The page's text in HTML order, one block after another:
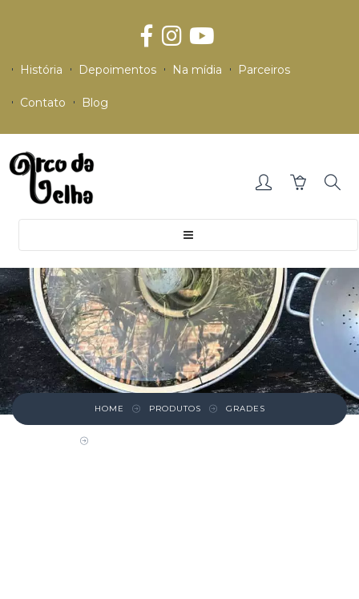
História Depoimentos Na mídia Parceiros
Contato Blog
HOME PRODUTOS GRADES